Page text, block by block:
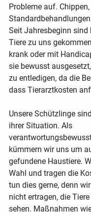
Probleme auf.
Seit Jahresbeginn sind
Tiere zu uns
krank oder mit
sie bewusst
zu entledigen, da die
dass Tierarztkosten
Unsere Schützlinge
ihrer Situation. Als
kümmern wir uns um
gefundene Haustiere.
Wahl und tragen die
tun dies gerne, denn
nicht ertragen, die
sehen. Maßnahmen